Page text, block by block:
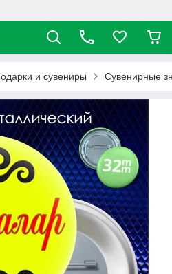
и сувениры Сувенирные